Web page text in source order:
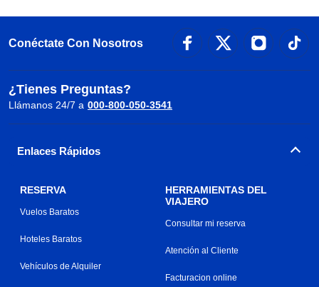
Conéctate Con Nosotros
¿Tienes Preguntas?
Llámanos 24/7 a 000-800-050-3541
Enlaces Rápidos
RESERVA
Vuelos Baratos
Hoteles Baratos
Vehículos de Alquiler
HERRAMIENTAS DEL
VIAJERO
Consultar mi reserva
Atención al Cliente
Facturacion online